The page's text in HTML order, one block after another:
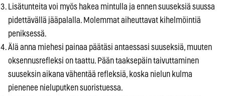
Lisätunteita voi myös hakea mintulla ja ennen suuseksiä suussa
pidettävällä jääpalalla. Molemmat aiheuttavat kihelmöintiä
peniksessä.
Älä anna miehesi painaa päätäsi antaessasi suuseksiä, muuten
oksennusrefleksi on taattu. Pään taaksepäin taivuttaminen
suuseksin aikana vähentää refleksiä, koska nielun kulma
pienenee nieluputken suoristuessa.